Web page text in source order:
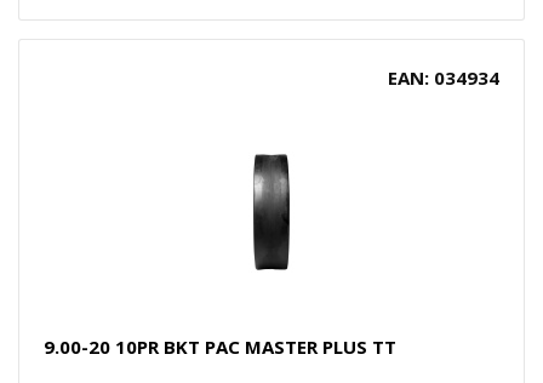
EAN: 034934
9.00-20 10PR BKT PAC MASTER PLUS TT